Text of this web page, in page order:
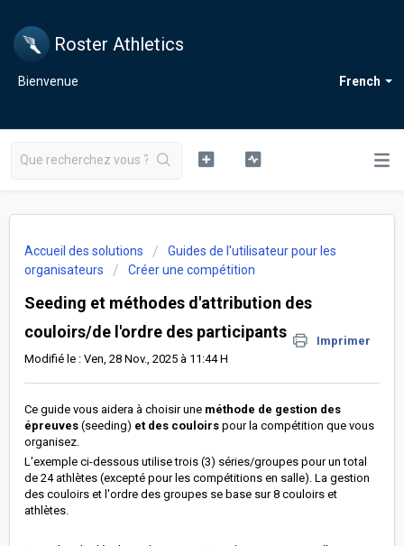
Roster Athletics
French
Bienvenue
Accueil des solutions
Guides de l'utilisateur pour les
organisateurs
Créer une compétition
Seeding et méthodes d'attribution des
couloirs/de l'ordre des participants
Imprimer
Modifié le : Ven, 28 Nov., 2025 à 11:44 H
Ce guide vous aidera à choisir une méthode de gestion des
épreuves (seeding) et des couloirs pour la compétition que vous
organisez.
L'exemple ci-dessous utilise trois (3) séries/groupes pour un total
de 24 athlètes (excepté pour les compétitions en salle). La gestion
des couloirs et l'ordre des groupes se base sur 8 couloirs et
athlètes.